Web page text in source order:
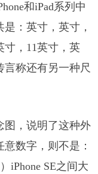
和iPad系列中
：英寸，英寸，
寸，11英寸，英
称还有另一种尺
图，说明了这种外
数字，则不是：
iPhone SE之间大